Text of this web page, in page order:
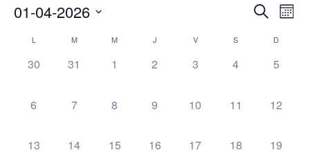
Recherche
Mois
01-04-2026
Calendrier
de
Évènements
L M M J V S D
0 évènement,
30 0 évènement,
31 0 évènement,
1 0 évènement,
2 0 évènement,
3 0 évènement,
4 0
5
0 évènement,
6 0 évènement,
7 0 évènement,
8 0 évènement,
9 0 évènement,
10 0 évènement,
11 0
12
0 évènement,
13 0 évènement,
14 0 évènement,
15 0 évènement,
16 0 évènement,
17 0 évènement,
18 0
19